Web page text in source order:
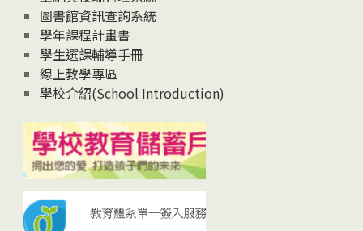
圖書館資訊查詢系統
學年課程計畫書
學生選課輔導手冊
線上教學專區
學校介紹(School Introduction)